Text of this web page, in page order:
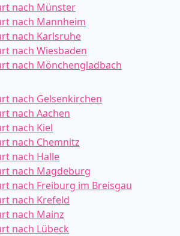
nach Münster
nach Mannheim
nach Karlsruhe
nach Wiesbaden
nach Mönchen­gladbach
nach Gelsenkirchen
nach Aachen
nach Kiel
nach Chemnitz
nach Halle
nach Magdeburg
nach Freiburg im Breisgau
nach Krefeld
nach Mainz
nach Lübeck